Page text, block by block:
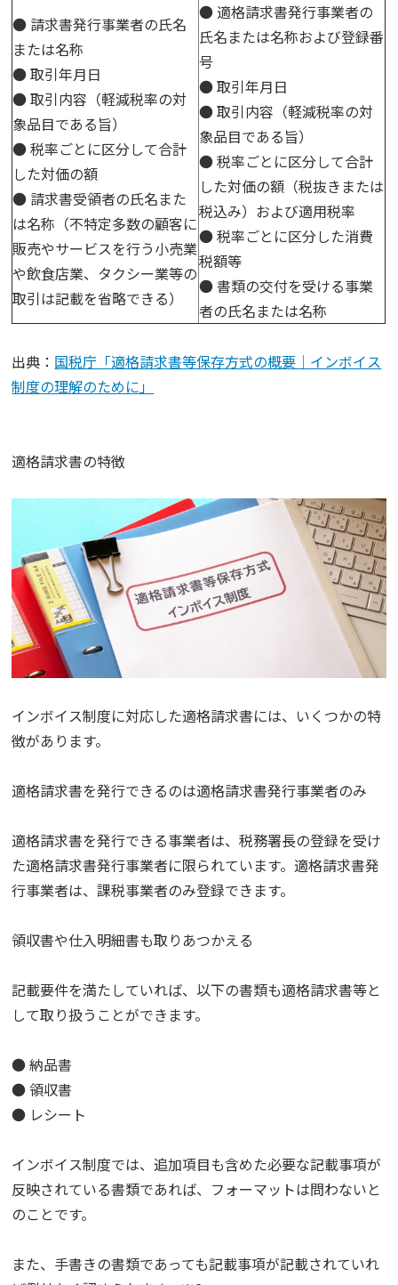
● 請求書発行事業者の氏名
または名称
● 取引年月日
● 取引内容（軽減税率の対
象品目である旨）
● 税率ごとに区分して合計
した対価の額
● 請求書受領者の氏名また
は名称（不特定多数の顧客に
販売やサービスを行う小売業
や飲食店業、タクシー業等の
取引は記載を省略できる）
● 適格請求書発行事業者の
氏名または名称および登録番
号
● 取引年月日
● 取引内容（軽減税率の対
象品目である旨）
● 税率ごとに区分して合計
した対価の額（税抜きまたは
税込み）および適用税率
● 税率ごとに区分した消費
税額等
● 書類の交付を受ける事業
者の氏名または名称
出典： 国税庁「適格請求書等保存方式の概要｜インボイス
制度の理解のために」
適格請求書の特徴
インボイス制度に対応した適格請求書には、いくつかの特
徴があります。
適格請求書を発行できるのは適格請求書発行事業者のみ
適格請求書を発行できる事業者は、税務署長の登録を受け
た適格請求書発行事業者に限られています。適格請求書発
行事業者は、課税事業者のみ登録できます。
領収書や仕入明細書も取りあつかえる
記載要件を満たしていれば、以下の書類も適格請求書等と
して取り扱うことができます。
● 納品書
● 領収書
● レシート
インボイス制度では、追加項目も含めた必要な記載事項が
反映されている書類であれば、フォーマットは問わないと
のことです。
また、手書きの書類であっても記載事項が記載されていれ